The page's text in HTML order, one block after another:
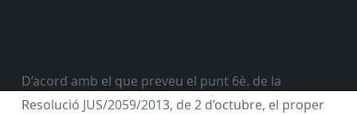
D’acord amb el que preveu el punt 6è. de la
Resolució JUS/2059/2013, de 2 d’octubre, el proper